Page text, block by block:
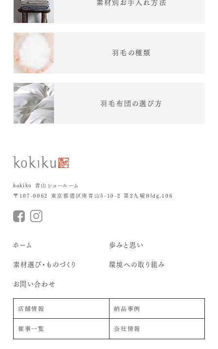
素材別お手入れ方法
羽毛の種類
羽毛布団の選び方
kokiku 青山ショールーム
〒107-0062 東京都港区南青山5-10-2 第2九曜Bldg.106
ホーム 歩みと思い
素材選び・ものづくり 環境への取り組み
お問い合わせ
店舗情報 納品事例
催事一覧 会社情報